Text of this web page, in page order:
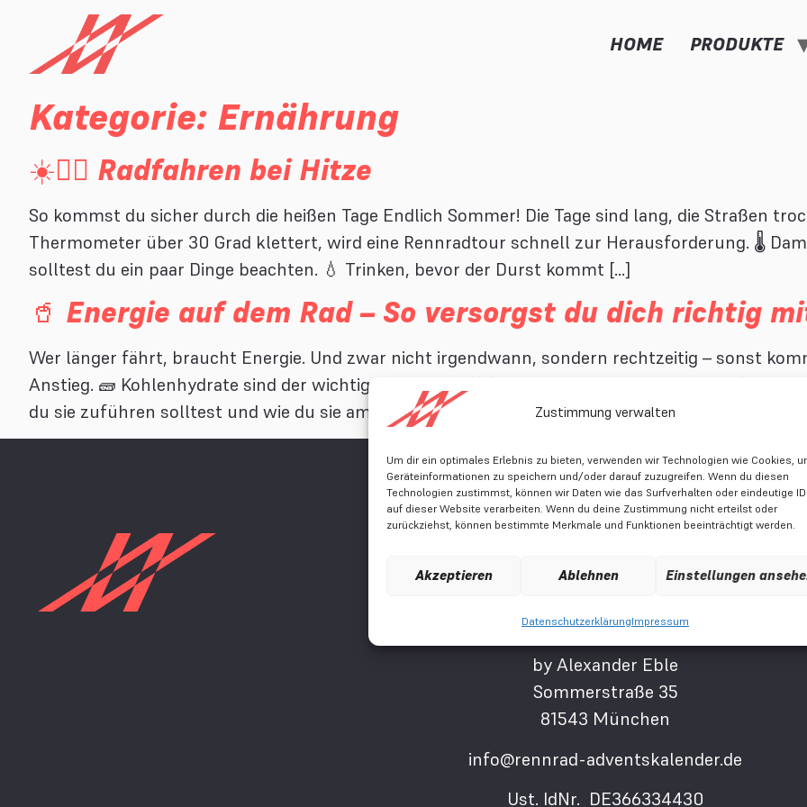
Zustimmung verwalten
Um dir ein optimales Erlebnis zu bieten, verwenden wir Technologien wie Cookies,
Geräteinformationen zu speichern und/oder darauf zuzugreifen. Wenn du diesen
Technologien zustimmst, können wir Daten wie das Surfverhalten oder eindeutige
auf dieser Website verarbeiten. Wenn du deine Zustimmung nicht erteilst oder
zurückziehst, können bestimmte Merkmale und Funktionen beeinträchtigt werden.
Akzeptieren Ablehnen Einstellungen
DatenschutzerklärungImpressum
HOME PRODUKTE
Kategorie: Ernährung
☀️🚴‍♂️ Radfahren bei Hitze
So kommst du sicher durch die heißen Tage Endlich Sommer! Die Tage sind lang, die Straßen
Thermometer über 30 Grad klettert, wird eine Rennradtour schnell zur Herausforderung. 🌡️
solltest du ein paar Dinge beachten. 💧 Trinken, bevor der Durst kommt […]
🥤 Energie auf dem Rad – So versorgst du dich richtig
Wer länger fährt, braucht Energie. Und zwar nicht irgendwann, sondern rechtzeitig – sonst
Anstieg. 🧱 Kohlenhydrate sind der wichtigste Treibstoff für dein Training und deine
du sie zuführen solltest und wie du sie am besten aufnimmst. 🍞 Warum Kohlenhydrate […]
Cycling is a gift.
by Alexander Eble
Sommerstraße 35
81543 München
info@rennrad-adventskalender.de
Ust. IdNr. DE366334430